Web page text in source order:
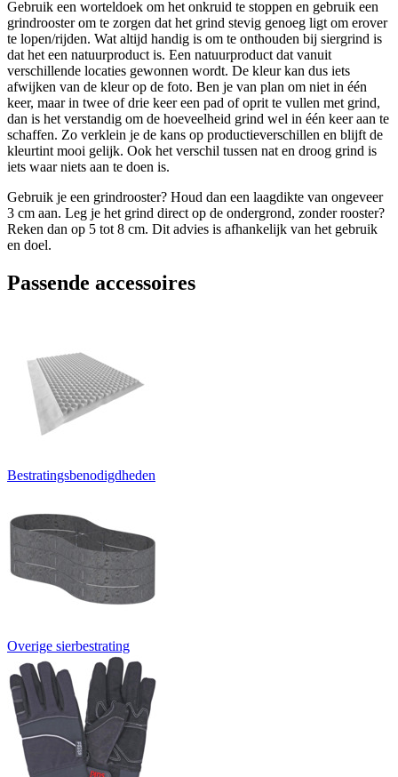
Gebruik een worteldoek om het onkruid te stoppen en gebruik een
grindrooster om te zorgen dat het grind stevig genoeg ligt om erover
te lopen/rijden. Wat altijd handig is om te onthouden bij siergrind is
dat het een natuurproduct is. Een natuurproduct dat vanuit
verschillende locaties gewonnen wordt. De kleur kan dus iets
afwijken van de kleur op de foto. Ben je van plan om niet in één
keer, maar in twee of drie keer een pad of oprit te vullen met grind,
dan is het verstandig om de hoeveelheid grind wel in één keer aan te
schaffen. Zo verklein je de kans op productieverschillen en blijft de
kleurtint mooi gelijk. Ook het verschil tussen nat en droog grind is
iets waar niets aan te doen is.
Gebruik je een grindrooster? Houd dan een laagdikte van ongeveer
3 cm aan. Leg je het grind direct op de ondergrond, zonder rooster?
Reken dan op 5 tot 8 cm. Dit advies is afhankelijk van het gebruik
en doel.
Passende accessoires
Bestratingsbenodigdheden
Overige sierbestrating